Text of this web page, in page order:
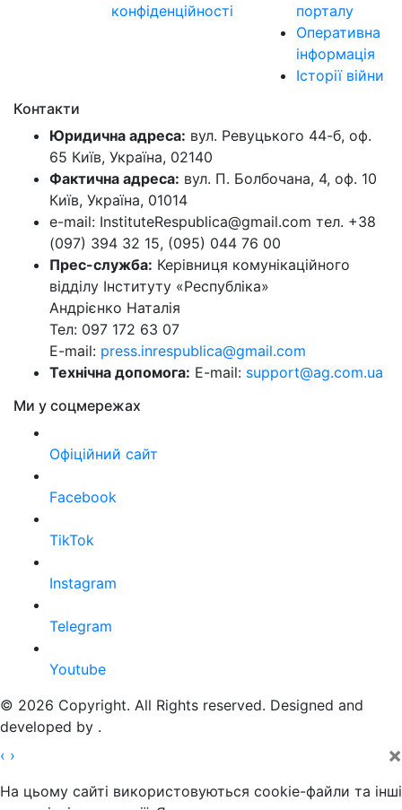
конфіденційності
порталу
Оперативна
інформація
Історії війни
Контакти
Юридична адреса: вул. Ревуцького 44-б, оф.
65 Київ, Україна, 02140
Фактична адреса: вул. П. Болбочана, 4, оф. 10
Київ, Україна, 01014
e-mail: InstituteRespublica@gmail.com тел. +38
(097) 394 32 15, (095) 044 76 00
Прес-служба: Керівниця комунікаційного
відділу Інституту «Республіка»
Андрієнко Наталія
Тел: 097 172 63 07
E-mail: press.inrespublica@gmail.com
Технічна допомога: E-mail: support@ag.com.ua
Ми у соцмережах
Офіційний сайт
Facebook
TikTok
Instagram
Telegram
Youtube
© 2026 Copyright. All Rights reserved. Designed and
developed by .
‹ › ×
На цьому сайті використовуються cookie-файли та інші